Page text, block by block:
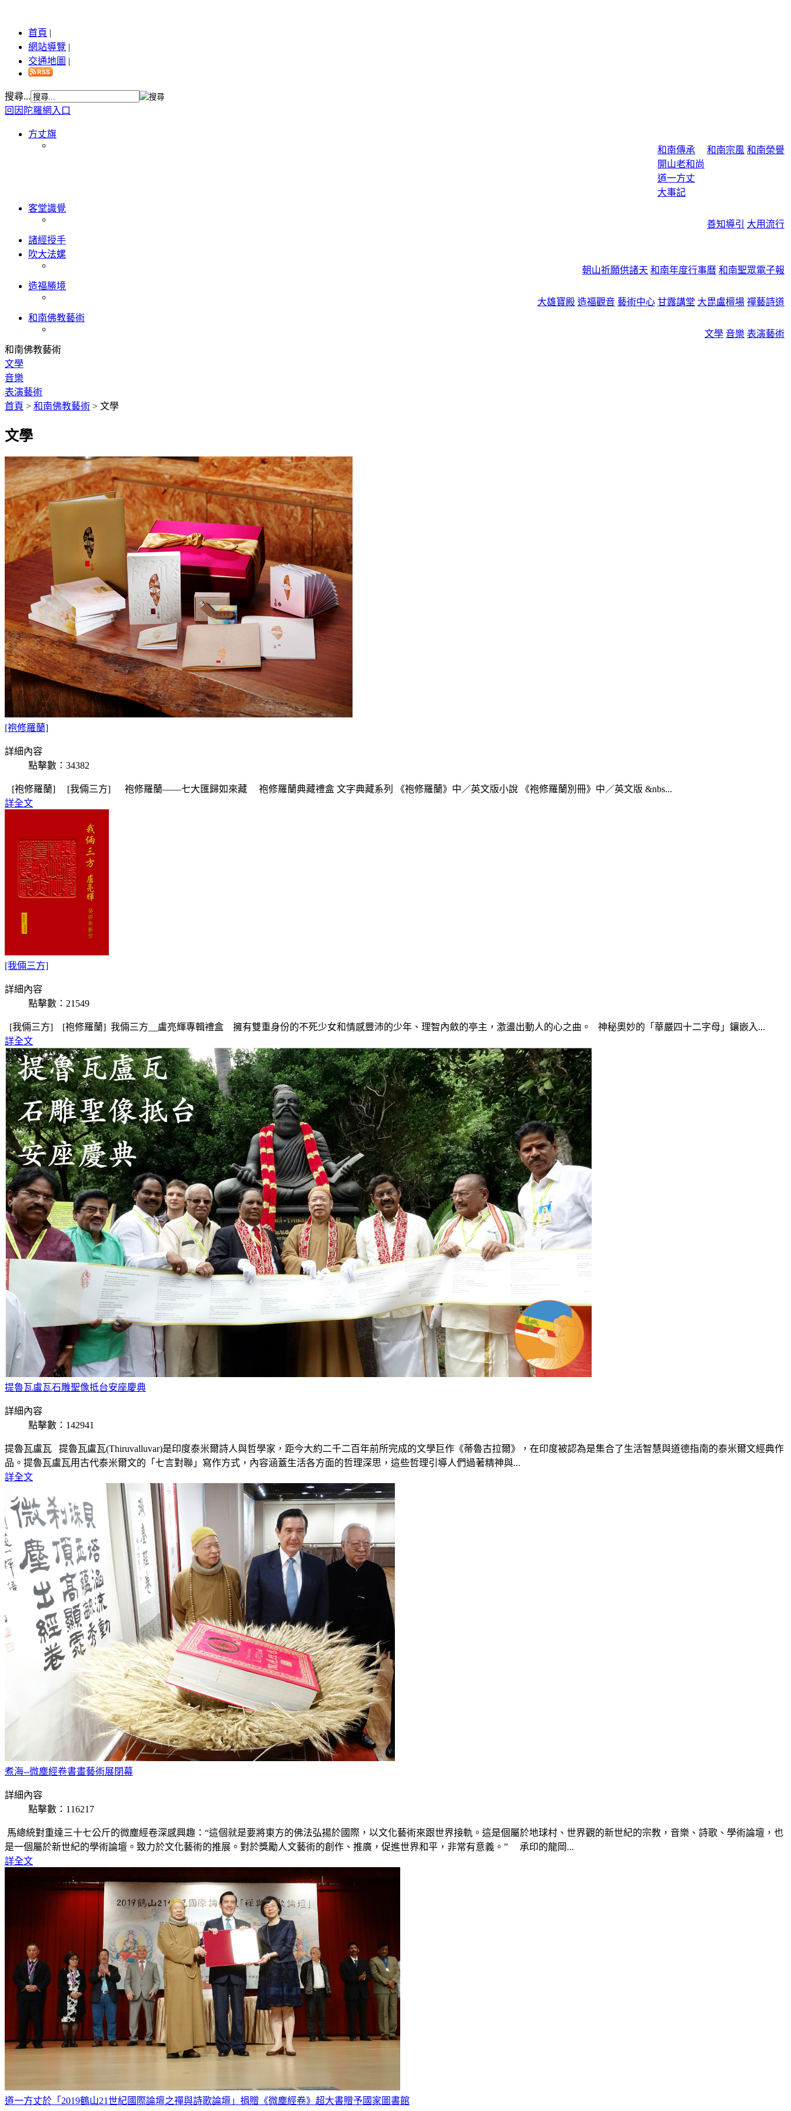
首頁 |
網站導覽 |
交通地圖 |
搜尋...
回因陀羅網入口
方丈旗
和南傳承
開山老和尚
道一方丈
大事記
和南宗風 和南榮譽
客堂識覺
善知導引
大用流行
諸經授手
吹大法螺
朝山祈願供諸天 和南年度行事曆 和南聖眾電子報
造福勝境
大雄寶殿 造福觀音 藝術中心 甘露講堂 大毘盧檀場 禪藝詩道
和南佛教藝術
文學 音樂 表演藝術
和南佛教藝術
文學
音樂
表演藝術
首頁 > 和南佛教藝術 > 文學
文學
[袍修羅蘭]
詳細內容
點擊數：34382
[袍修羅蘭] [我倆三方] 袍修羅蘭——七大匯歸如來藏 袍修羅蘭典藏禮盒 文字典藏系列 《袍修羅蘭》中／英文版小說 《袍修羅蘭別冊》中／英文版 &nbs...
詳全文
[我倆三方]
詳細內容
點擊數：21549
[我倆三方] [袍修羅蘭] 我倆三方__盧亮輝專輯禮盒 擁有雙重身份的不死少女和情感豐沛的少年、理智內斂的亭主，激盪出動人的心之曲。 神秘奧妙的「華嚴四十二字母」鑲嵌入...
詳全文
提魯瓦盧瓦石雕聖像抵台安座慶典
詳細內容
點擊數：142941
提魯瓦盧瓦 提魯瓦盧瓦(Thiruvalluvar)是印度泰米爾詩人與哲學家，距今大約二千二百年前所完成的文學巨作《蒂魯古拉爾》，在印度被認為是集合了生活智慧與道德指南的泰米爾文經典作
品。提魯瓦盧瓦用古代泰米爾文的「七言對聯」寫作方式，內容涵蓋生活各方面的哲理深思，這些哲理引導人們過著精神與...
詳全文
煮海--微塵經卷書畫藝術展閉幕
詳細內容
點擊數：116217
馬總統對重達三十七公斤的微塵經卷深感興趣：“這個就是要將東方的佛法弘揚於國際，以文化藝術來跟世界接軌。這是個屬於地球村、世界觀的新世紀的宗教，音樂、詩歌、學術論壇，也
是一個屬於新世紀的學術論壇。致力於文化藝術的推展。對於獎勵人文藝術的創作、推廣，促進世界和平，非常有意義。” 承印的龍岡...
詳全文
道一方丈於「2019鶴山21世紀國際論壇之禪與詩歌論壇」捐贈《微塵經卷》超大書贈予國家圖書館